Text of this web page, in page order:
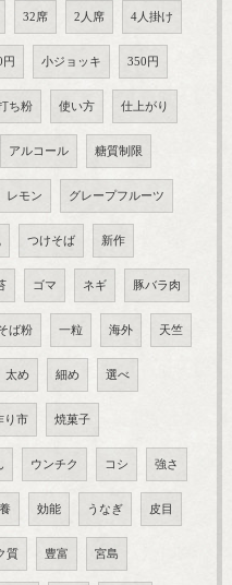
32席 2人席 4人掛け
円 小ジョッキ 350円
ち粉 使い方 仕上がり
アルコール 糖質制限
レモン グレープフルーツ
つけそば 新作
ゴマ ネギ 豚バラ肉
ば粉 一粒 海外 天竺
太め 細め 選べ
り市 焼菓子
ウンチク コシ 強さ
効能 うなぎ 皮目
質 豊富 宮島